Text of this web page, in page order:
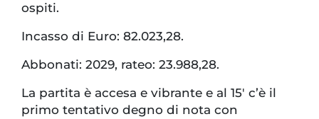
ospiti.
Incasso di Euro: 82.023,28.
Abbonati: 2029, rateo: 23.988,28.
La partita è accesa e vibrante e al 15′ c’è il
primo tentativo degno di nota con